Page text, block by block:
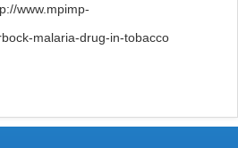
www.mpimp-
malaria-drug-in-tobacco